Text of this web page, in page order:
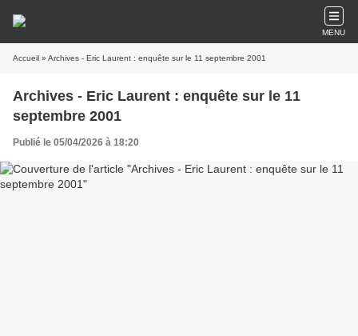
MENU
Accueil » Archives - Eric Laurent : enquête sur le 11 septembre 2001
Archives - Eric Laurent : enquête sur le 11
septembre 2001
Publié le 05/04/2026 à 18:20